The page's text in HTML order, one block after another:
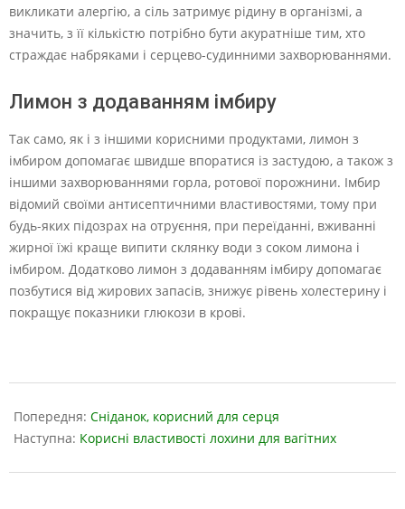
викликати алергію, а сіль затримує рідину в організмі, а
значить, з її кількістю потрібно бути акуратніше тим, хто
страждає набряками і серцево-судинними захворюваннями.
Лимон з додаванням імбиру
Так само, як і з іншими корисними продуктами, лимон з
імбиром допомагає швидше впоратися із застудою, а також з
іншими захворюваннями горла, ротової порожнини. Імбир
відомий своїми антисептичними властивостями, тому при
будь-яких підозрах на отруєння, при переїданні, вживанні
жирної їжі краще випити склянку води з соком лимона і
імбиром. Додатково лимон з додаванням імбиру допомагає
позбутися від жирових запасів, знижує рівень холестерину і
покращує показники глюкози в крові.
05-
18
Попередня: Сніданок, корисний для серця
Наступна: Корисні властивості лохини для вагітних